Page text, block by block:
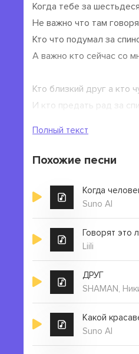
Когда тебе за
Не важно что там
Кто что подумал за
А важно кто сейчас со
Кто близкий друг а кто
И кто предать рад за
Полный текст
Похожие песни
Когда
Suno AI
Говорят это
Liili
ДРУГ
SHAMAN,
Какой
Suno AI